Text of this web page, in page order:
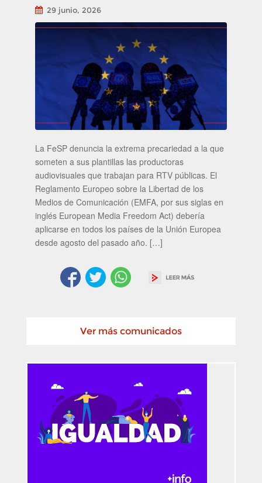
29 junio, 2026
La FeSP denuncia la extrema precariedad a la que
someten a sus plantillas las productoras
audiovisuales que trabajan para RTV públicas. El
Reglamento Europeo sobre la Libertad de los
Medios de Comunicación (EMFA, por sus siglas en
inglés European Media Freedom Act) debería
aplicarse en todos los países de la Unión Europea
desde agosto del pasado año. […]
Ver más comunicados